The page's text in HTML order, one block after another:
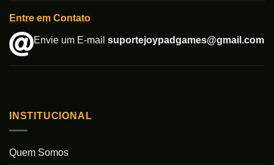
Entre em Contato
Envie um E-mail suportejoypadgames@gmail.com
INSTITUCIONAL
Quem Somos